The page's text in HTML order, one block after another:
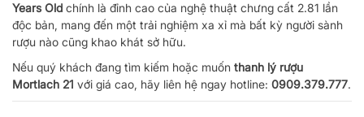
Years Old chính là đỉnh cao của nghệ thuật chưng cất 2.81 lần
độc bản, mang đến một trải nghiệm xa xỉ mà bất kỳ người sành
rượu nào cũng khao khát sở hữu.
Nếu quý khách đang tìm kiếm hoặc muốn thanh lý rượu
Mortlach 21 với giá cao, hãy liên hệ ngay hotline: 0909.379.777.